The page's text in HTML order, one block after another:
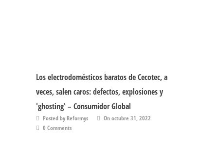
Los electrodomésticos baratos de Cecotec, a
veces, salen caros: defectos, explosiones y
'ghosting' – Consumidor Global
Posted by Reformys
On octubre 31, 2022
0 Comments